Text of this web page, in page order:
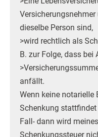
dieselbe Person sind,
>wird rechtlich als
B. zur Folge, dass bei
anfällt.
Wenn keine notarielle
Schenkung
Fall- dann wird
Schenkungssteuer